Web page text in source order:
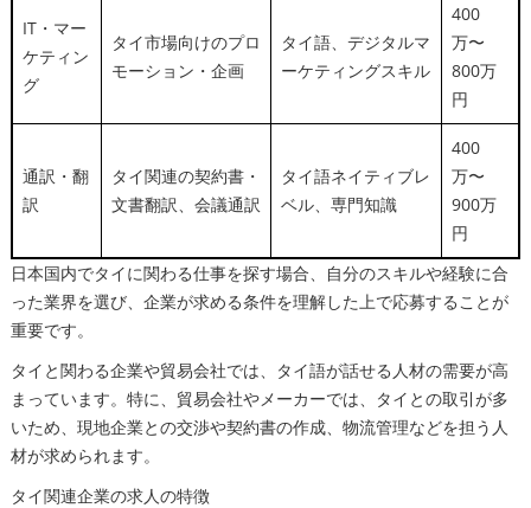
IT・マー
ケティン
グ
タイ市場向けのプロ
モーション・企画
タイ語、デジタルマ
ーケティングスキル
400
万〜
800万
円
通訳・翻
訳
タイ関連の契約書・
文書翻訳、会議通訳
タイ語ネイティブレ
ベル、専門知識
400
万〜
900万
円
日本国内でタイに関わる仕事を探す場合、自分のスキルや経験に合
った業界を選び、企業が求める条件を理解した上で応募することが
重要です。
タイと関わる企業や貿易会社では、タイ語が話せる人材の需要が高
まっています。特に、貿易会社やメーカーでは、タイとの取引が多
いため、現地企業との交渉や契約書の作成、物流管理などを担う人
材が求められます。
タイ関連企業の求人の特徴